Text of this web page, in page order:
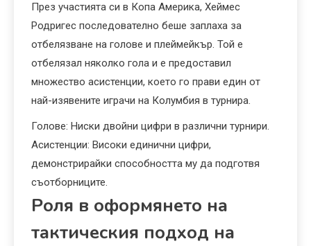
През участията си в Копа Америка, Хеймес
Родригес последователно беше заплаха за
отбелязване на голове и плеймейкър. Той е
отбелязал няколко гола и е предоставил
множество асистенции, което го прави един от
най-изявените играчи на Колумбия в турнира.
Голове: Ниски двойни цифри в различни турнири.
Асистенции: Високи единични цифри,
демонстрирайки способността му да подготвя
съотборниците.
Роля в оформянето на
тактическия подход на